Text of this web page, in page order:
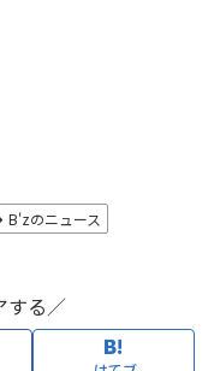
B'zのニュース
する／